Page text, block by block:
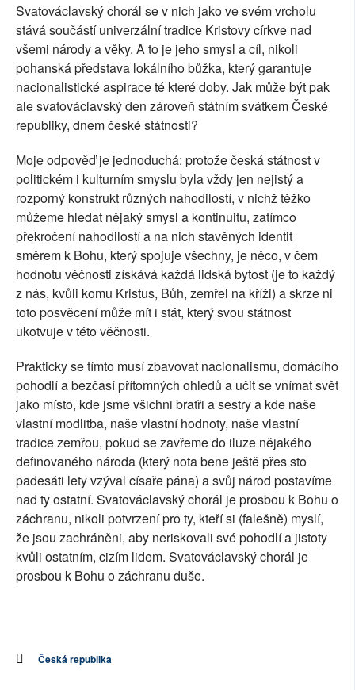
Svatováclavský chorál se v nich jako ve svém vrcholu
stává součástí univerzální tradice Kristovy církve nad
všemi národy a věky. A to je jeho smysl a cíl, nikoli
pohanská představa lokálního bůžka, který garantuje
nacionalistické aspirace té které doby. Jak může být pak
ale svatováclavský den zároveň státním svátkem České
republiky, dnem české státnosti?
Moje odpověď je jednoduchá: protože česká státnost v
politickém i kulturním smyslu byla vždy jen nejistý a
rozporný konstrukt různých nahodilostí, v nichž těžko
můžeme hledat nějaký smysl a kontinuitu, zatímco
překročení nahodilostí a na nich stavěných identit
směrem k Bohu, který spojuje všechny, je něco, v čem
hodnotu věčnosti získává každá lidská bytost (je to každý
z nás, kvůli komu Kristus, Bůh, zemřel na kříži) a skrze ni
toto posvěcení může mít i stát, který svou státnost
ukotvuje v této věčnosti.
Prakticky se tímto musí zbavovat nacionalismu, domácího
pohodlí a bezčasí přítomných ohledů a učit se vnímat svět
jako místo, kde jsme všichni bratři a sestry a kde naše
vlastní modlitba, naše vlastní hodnoty, naše vlastní
tradice zemřou, pokud se zavřeme do iluze nějakého
definovaného národa (který nota bene ještě přes sto
padesáti lety vzýval císaře pána) a svůj národ postavíme
nad ty ostatní. Svatováclavský chorál je prosbou k Bohu o
záchranu, nikoli potvrzení pro ty, kteří si (falešně) myslí,
že jsou zachráněni, aby neriskovali své pohodlí a jistoty
kvůli ostatním, cizím lidem. Svatováclavský chorál je
prosbou k Bohu o záchranu duše.
Česká republika